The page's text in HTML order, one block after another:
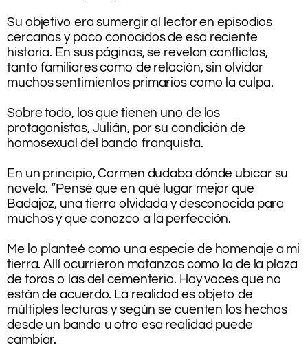
Su objetivo era sumergir al lector en episodios
cercanos y poco conocidos de esa reciente
historia. En sus páginas, se revelan conflictos,
tanto familiares como de relación, sin olvidar
muchos sentimientos primarios como la culpa.
Sobre todo, los que tienen uno de los
protagonistas, Julián, por su condición de
homosexual del bando franquista.
En un principio, Carmen dudaba dónde ubicar su
novela. “Pensé que en qué lugar mejor que
Badajoz, una tierra olvidada y desconocida para
muchos y que conozco a la perfección.
Me lo planteé como una especie de homenaje a mi
tierra. Allí ocurrieron matanzas como la de la plaza
de toros o las del cementerio. Hay voces que no
están de acuerdo. La realidad es objeto de
múltiples lecturas y según se cuenten los hechos
desde un bando u otro esa realidad puede
cambiar.